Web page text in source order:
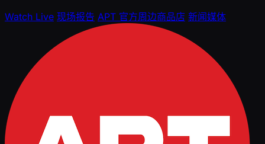
Watch Live 现场报告 APT 官方周边商品店 新闻媒体